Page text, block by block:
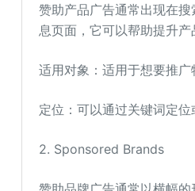
赞助产品广告通常出现在
息页面，它可以帮助提升产
适用对象：适用于想要推广
定位：可以通过关键词定位
2. Sponsored Brands